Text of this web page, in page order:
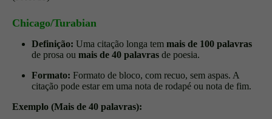
Chicago/Turabian
Definição: Uma citação longa tem mais de 100 palavras
de prosa ou mais de 40 palavras de poesia.
Formato: Formato de bloco, com recuo, sem aspas. A
citação pode estar em uma nota de rodapé ou nota de fim.
Exemplo (Mais de 40 palavras):